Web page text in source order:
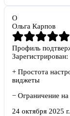
О
Ольга Карпов
Профиль
Зарегистрирован:
+ Простота
виджеты
− Ограничение на
24 октября 2025 г.